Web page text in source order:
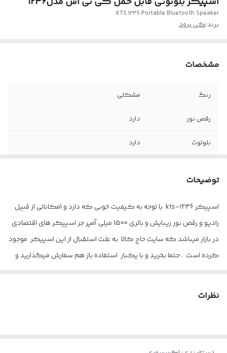
KTS 1236 Portable Bluetooth Speaker
برند:کی برود
مشخصات
رنگ مشکلی
رقص نور دارد
بلوتوث دارد
میکروفون
قابلیت اتصال به
فلش
دارد
قابلیت مموری 32 گیگ قابل ساپورت
توضیحات
اسپیکر kts-1236 با توجه به کیفیت خوبی که دارد و امکاناتی از قبیل
رادیو و رقص نور زیبایش و باتری 1500 میلی آمپر جز اسپیکر های اقتصادی
در بازار میباشد که سایت حاج کالا به علت استقبال از این اسپیکر موجود
کرده است . حتما بخرید و با یکبار استفاده باز هم سفارش میگذارید و
نظرات